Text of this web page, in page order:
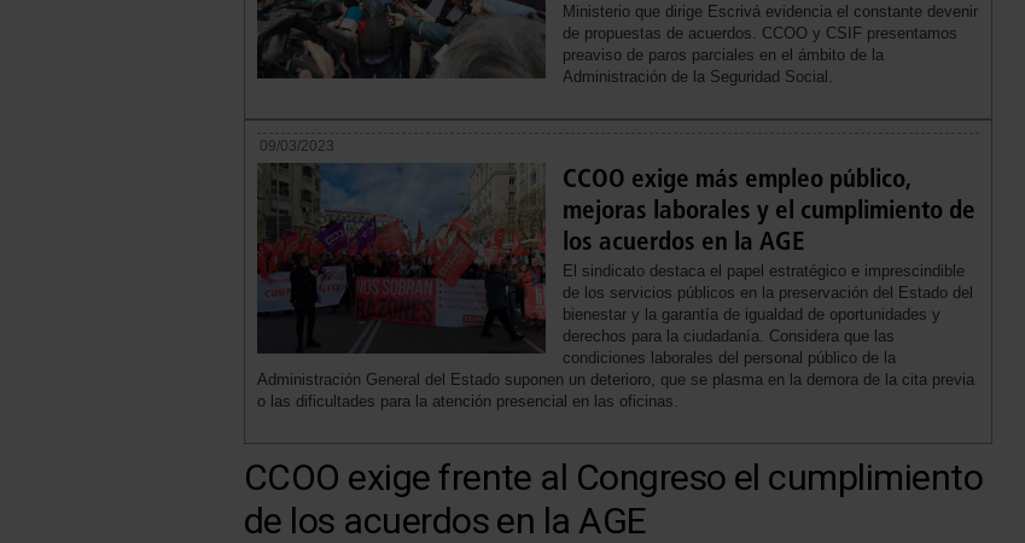
Ministerio que dirige Escrivá evidencia el constante devenir
de propuestas de acuerdos. CCOO y CSIF presentamos
preaviso de paros parciales en el ámbito de la
Administración de la Seguridad Social.
09/03/2023
CCOO exige más empleo público,
mejoras laborales y el cumplimiento de
los acuerdos en la AGE
El sindicato destaca el papel estratégico e imprescindible
de los servicios públicos en la preservación del Estado del
bienestar y la garantía de igualdad de oportunidades y
derechos para la ciudadanía. Considera que las
condiciones laborales del personal público de la
Administración General del Estado suponen un deterioro, que se plasma en la demora de la cita previa
o las dificultades para la atención presencial en las oficinas.
CCOO exige frente al Congreso el cumplimiento
de los acuerdos en la AGE